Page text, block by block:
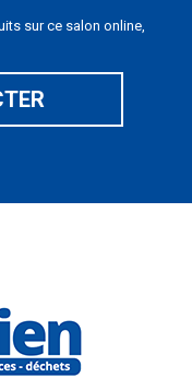
sur ce salon online,